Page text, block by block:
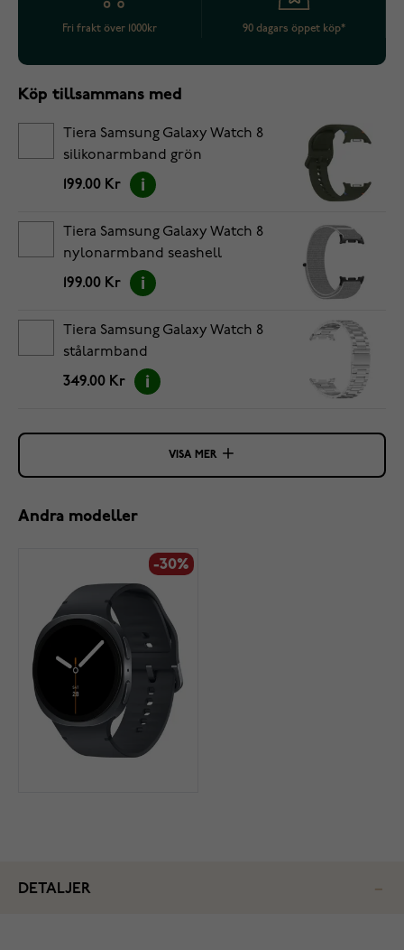
Fri frakt över 1000kr 90 dagars öppet köp*
Köp tillsammans med
Tiera Samsung Galaxy Watch 8
silikonarmband grön
199.00 Kr
Tiera Samsung Galaxy Watch 8
nylonarmband seashell
199.00 Kr
Tiera Samsung Galaxy Watch 8
stålarmband
349.00 Kr
VISA MER
Andra modeller
-30%
DETALJER